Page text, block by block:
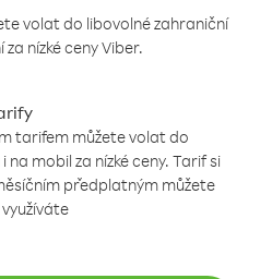
volat do libovolné zahraniční
nízké ceny Viber.
tarifem můžete volat do
na mobil za nízké ceny. Tarif si
předplatným můžete